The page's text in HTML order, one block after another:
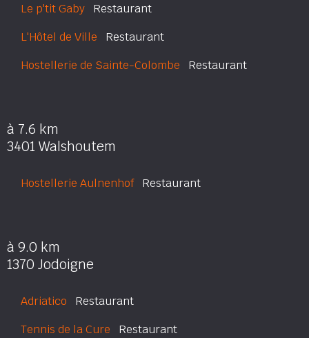
Le p'tit Gaby Restaurant
L'Hôtel de Ville Restaurant
Hostellerie de Sainte-Colombe Restaurant
à 7.6 km
3401 Walshoutem
Hostellerie AulnenhofRestaurant
à 9.0 km
1370 Jodoigne
Adriatico Restaurant
Tennis de la Cure Restaurant